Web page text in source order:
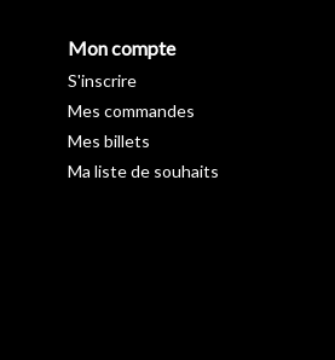
Mon compte
S'inscrire
Mes commandes
Mes billets
Ma liste de souhaits